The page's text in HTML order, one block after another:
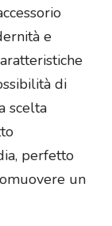
e
di
scelta
perfetto
un